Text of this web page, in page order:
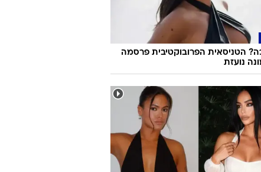
הטניסאית הפרובוקטיבית פרסמה
נועזת